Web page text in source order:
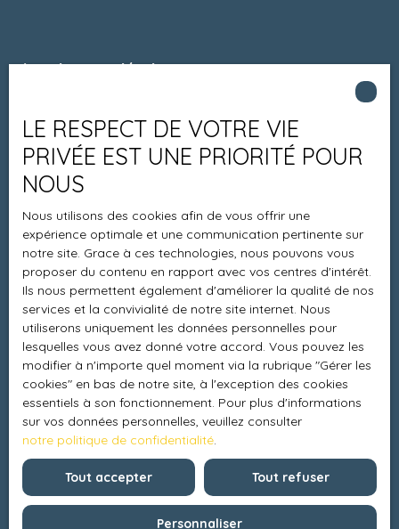
Je suis propriétaire
Espace vendeur
Vendre avec nous
Charte 21
Contact
Informations
Recrutement
Honoraires
Mentions légales
Politique de confidentialité
Plan du site
Gérer les cookies
Propulsé par
LE RESPECT DE VOTRE VIE
PRIVÉE EST UNE PRIORITÉ POUR
NOUS
Nous utilisons des cookies afin de vous offrir une
expérience optimale et une communication pertinente sur
notre site. Grace à ces technologies, nous pouvons vous
proposer du contenu en rapport avec vos centres d'intérêt.
Ils nous permettent également d'améliorer la qualité de nos
services et la convivialité de notre site internet. Nous
utiliserons uniquement les données personnelles pour
lesquelles vous avez donné votre accord. Vous pouvez les
modifier à n'importe quel moment via la rubrique ″Gérer les
cookies″ en bas de notre site, à l'exception des cookies
essentiels à son fonctionnement. Pour plus d'informations
sur vos données personnelles, veuillez consulter
notre politique de confidentialité.
Tout accepter Tout refuser
Personnaliser